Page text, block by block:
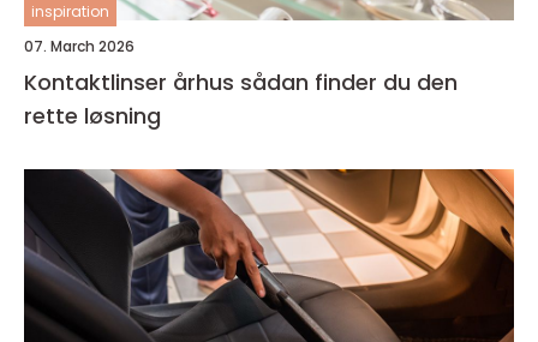
inspiration
07. March 2026
Kontaktlinser århus sådan finder du den
rette løsning